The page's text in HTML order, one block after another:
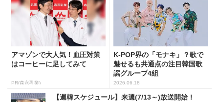
アマゾンで大人気！血圧対策
はコーヒーに足してみて
PR(森永乳業)
K-POP界の「モナキ」？歌で
魅せるも共通点の注目韓国歌
謡グループ4組
2026.06.18
【週韓スケジュール】来週(7/13～)放送開始！